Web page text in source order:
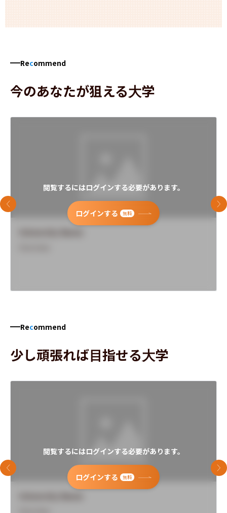
Recommend
今のあなたが狙える大学
閲覧するにはログインする必要があります。
ログインする 無料
前のスライド 次
Recommend
少し頑張れば目指せる大学
閲覧するにはログインする必要があります。
ログインする 無料
前のスライド 次